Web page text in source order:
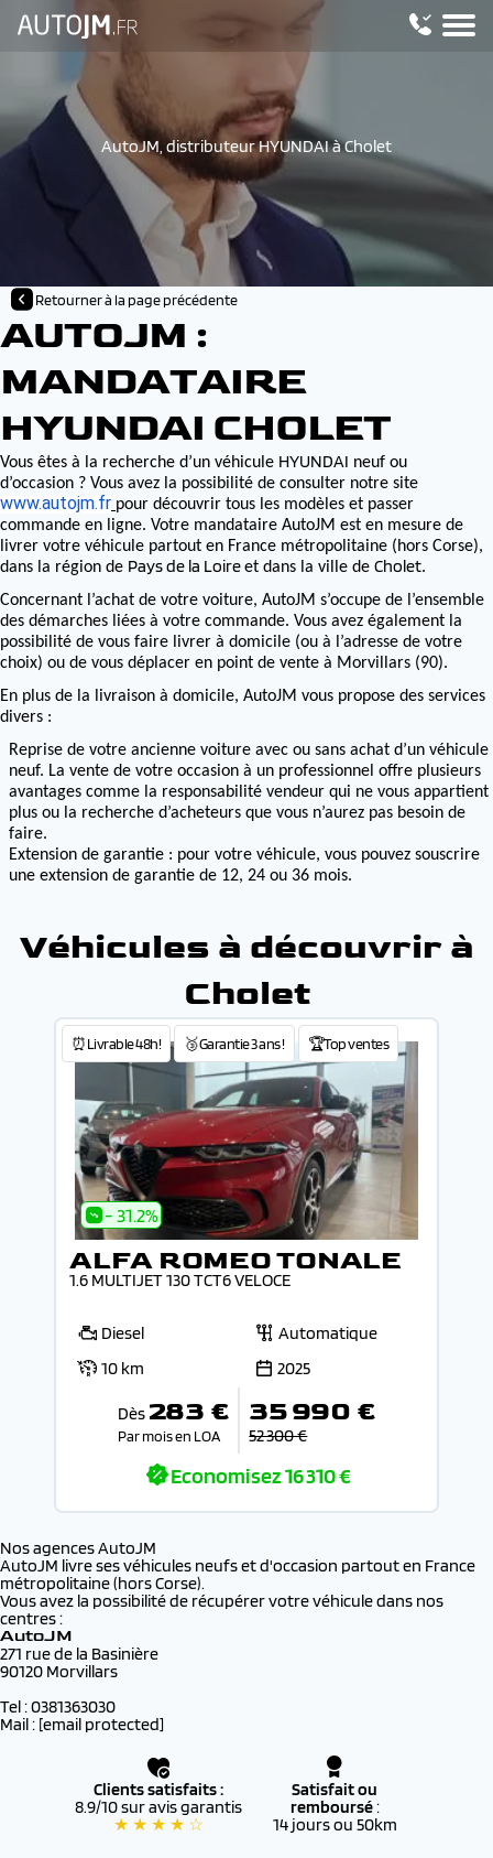
AutoJM, distributeur HYUNDAI à Cholet
Retourner à la page précédente
AUTOJM :
MANDATAIRE
HYUNDAI CHOLET
Vous êtes à la recherche d’un véhicule HYUNDAI neuf ou
d’occasion ? Vous avez la possibilité de consulter notre site
www.autojm.fr pour découvrir tous les modèles et passer
commande en ligne. Votre mandataire AutoJM est en mesure de
livrer votre véhicule partout en France métropolitaine (hors Corse),
dans la région de Pays de la Loireet dans la ville de Cholet.
Concernant l’achat de votre voiture, AutoJM s’occupe de l’ensemble
des démarches liées à votre commande. Vous avez également la
possibilité de vous faire livrer à domicile (ou à l’adresse de votre
choix) ou de vous déplacer en point de vente à Morvillars (90).
En plus de la livraison à domicile, AutoJM vous propose des services
divers :
Reprise de votre ancienne voiture avec ou sans achat d’un véhicule
neuf. La vente de votre occasion à un professionnel offre plusieurs
avantages comme la responsabilité vendeur qui ne vous appartient
plus ou la recherche d’acheteurs que vous n’aurez pas besoin de
faire.
Extension de garantie : pour votre véhicule, vous pouvez souscrire
une extension de garantie de 12, 24 ou 36 mois.
Véhicules à découvrir à
Cholet
⏰Livrable 48h! 🥉Garantie 3 ans ! 🏆Top ventes
- 31.2%
ALFA ROMEO TONALE
1.6 MULTIJET 130 TCT6 VELOCE
Diesel
Automatique
10 km
2025
Dès 283 €
Par mois en LOA
35 990 €
52 300 €
Economisez16 310 €
Nos agences AutoJM
AutoJM livre ses véhicules neufs et d'occasion partout en France
métropolitaine (hors Corse).
Vous avez la possibilité de récupérer votre véhicule dans nos
centres :
AutoJM
271 rue de la Basinière
90120 Morvillars
Tel : 0381363030
Mail : [email protected]
Clients satisfaits :
8.9/10 sur avis garantis
★ ★ ★ ★ ☆
Satisfait ou
remboursé:
14 jours ou 50km